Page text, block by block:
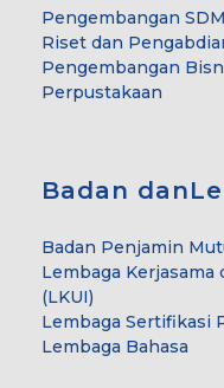
Pengembangan SDM
Riset dan
Pengembangan
Perpustakaan
Badan
Badan Penjamin
Lembaga
(LKUI)
Lembaga Sertifikasi
Lembaga Bahasa